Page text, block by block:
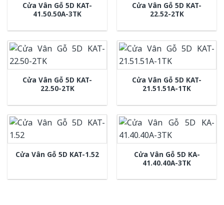
Cửa Vân Gỗ 5D KAT-
41.50.50A-3TK
Cửa Vân Gỗ 5D KAT-
22.52-2TK
Cửa Vân Gỗ 5D KAT-
22.50-2TK
Cửa Vân Gỗ 5D KAT-
21.51.51A-1TK
Cửa Vân Gỗ 5D KAT-1.52
Cửa Vân Gỗ 5D KA-
41.40.40A-3TK